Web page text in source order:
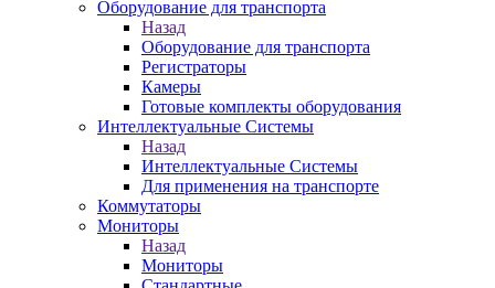
Оборудование для транспорта
Назад
Оборудование для транспорта
Регистраторы
Камеры
Готовые комплекты оборудования
Интеллектуальные Системы
Назад
Интеллектуальные Системы
Для применения на транспорте
Коммутаторы
Мониторы
Назад
Мониторы